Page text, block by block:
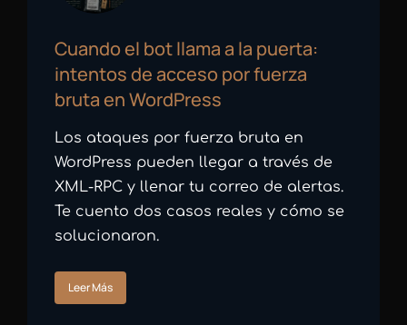
Cuando el bot llama a la puerta:
intentos de acceso por fuerza
bruta en WordPress
Los ataques por fuerza bruta en
WordPress pueden llegar a través de
XML-RPC y llenar tu correo de alertas.
Te cuento dos casos reales y cómo se
solucionaron.
Leer Más